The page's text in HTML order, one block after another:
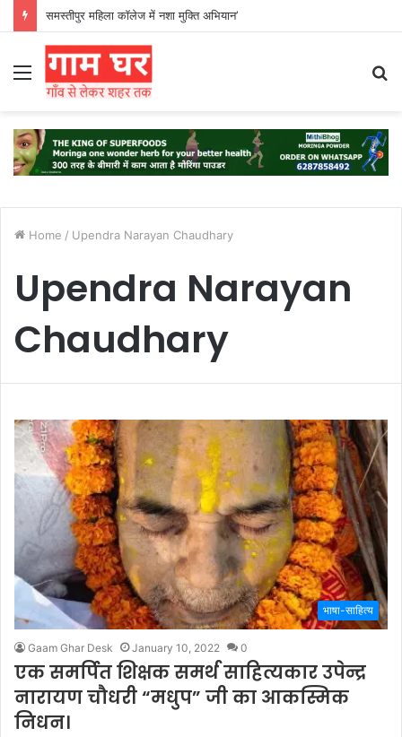
समस्तीपुर महिला कॉलेज में नशा मुक्ति अभियान’
Menu
Home / Upendra Narayan Chaudhary
Upendra Narayan
Chaudhary
भाषा-साहित्य
Gaam Ghar Desk January 10, 2022 0
एक समर्पित शिक्षक समर्थ साहित्यकार उपेन्द्र
नारायण चौधरी “मधुप” जी का आकस्मिक
निधन।